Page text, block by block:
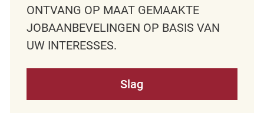
ONTVANG OP MAAT GEMAAKTE
JOBAANBEVELINGEN OP BASIS VAN
UW INTERESSES.
Slag